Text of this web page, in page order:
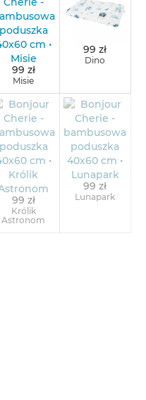
99 zł
Misie
99 zł
Dino
99 zł
Królik
Astronom
99 zł
Lunapark